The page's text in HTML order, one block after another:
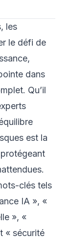
les
le défi de
dans
Qu’il
est la
clés tels
IA », «
», «
« sécurité